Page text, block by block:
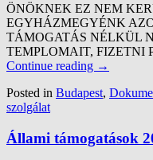
ÖNÖKNEK EZ NEM
EGYHÁZMEGYÉNK
TÁMOGATÁS NÉLKÜL
TEMPLOMAIT, FIZETNI
Continue reading →
Posted in Budapest,
szolgálat
Állami támogatások